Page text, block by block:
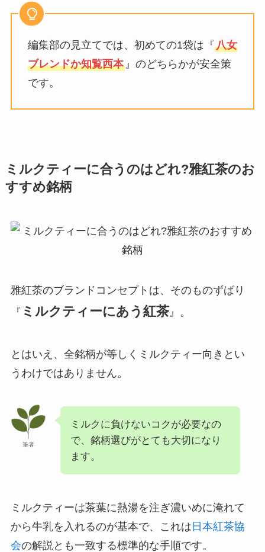
編集部の見立てでは、初めての1袋は『八女
ブレンドか知覧西本』のどちらかが安全策
です。
ミルクティーに合うのはどれ?雅紅茶のお
すすめ銘柄
雅紅茶のブランドコンセプトは、そのものずばり
『 ミルクティーにあう紅茶』。
とはいえ、全銘柄が等しくミルクティー向きとい
うわけではありません。
筆者
ミルクに負けないコクが必要なの
で、銘柄選びがとても大切になり
ます。
ミルクティーは茶葉に熱湯を注ぎ濃いめに淹れて
から牛乳を入れるのが基本で、これは 日本紅茶協
会の解説とも一致する標準的な手順です。